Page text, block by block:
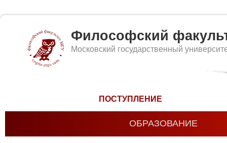
Философский
Московский государственный
ПОСТУПЛЕНИЕ
ОБРАЗОВАНИЕ